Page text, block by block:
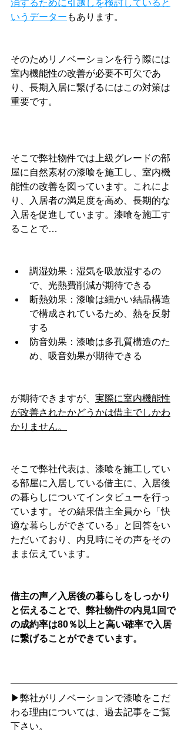
消するために引越しを検討していると
いうデーター もあります。
そのためリノベーションを行う際には
室内機能性の改善が必要不可欠であ
り、長期入居に繋げるにはこの対策は
重要です。
そこで弊社物件では上級グレードの部
屋に自然素材の漆喰を施工し、室内機
能性の改善を図っています。これによ
り、入居者の満足度を高め、長期的な
入居を促進しています。漆喰を施工す
ることで…
調湿効果：湿気を吸放湿するの
で、光熱費削減が期待できる
断熱効果：漆喰は細かい結晶構造
で構成されているため、熱を反射
する
防音効果：漆喰は多孔質構造のた
め、吸音効果が期待できる
が期待できますが、 実際に室内機能性
が改善されたかどうかは借主でしかわ
かりません。
そこで弊社代表は、漆喰を施工してい
る部屋に入居している借主に、入居後
の暮らしについてインタビューを行っ
ています。その結果借主全員から「快
適な暮らしができている」と回答をい
ただいており、内見時にその声をその
まま伝えています。
借主の声／入居後の暮らしをしっかり
と伝えることで、弊社物件の内見1回で
の成約率は80％以上と高い確率で入居
に繋げることができています。
▶弊社がリノベーションで漆喰をこだ
わる理由については、過去記事をご覧
下さい。